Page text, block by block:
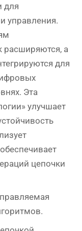
для
управления.
расширяются, а
для
Эта
улучшает
цепочки